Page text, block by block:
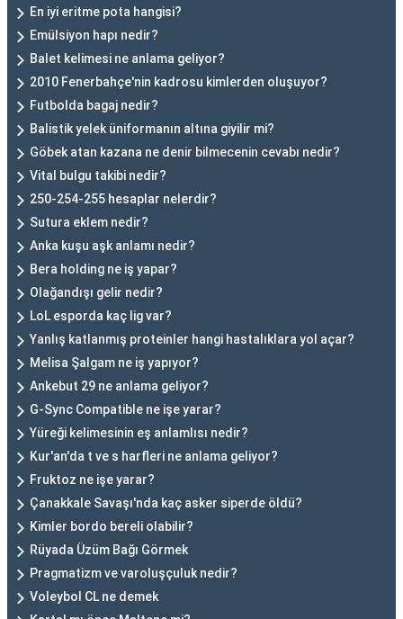
En iyi eritme pota hangisi?
Emülsiyon hapı nedir?
Balet kelimesi ne anlama geliyor?
2010 Fenerbahçe'nin kadrosu kimlerden oluşuyor?
Futbolda bagaj nedir?
Balistik yelek üniformanın altına giyilir mi?
Göbek atan kazana ne denir bilmecenin cevabı nedir?
Vital bulgu takibi nedir?
250-254-255 hesaplar nelerdir?
Sutura eklem nedir?
Anka kuşu aşk anlamı nedir?
Bera holding ne iş yapar?
Olağandışı gelir nedir?
LoL esporda kaç lig var?
Yanlış katlanmış proteinler hangi hastalıklara yol açar?
Melisa Şalgam ne iş yapıyor?
Ankebut 29 ne anlama geliyor?
G-Sync Compatible ne işe yarar?
Yüreği kelimesinin eş anlamlısı nedir?
Kur'an'da t ve s harfleri ne anlama geliyor?
Fruktoz ne işe yarar?
Çanakkale Savaşı'nda kaç asker siperde öldü?
Kimler bordo bereli olabilir?
Rüyada Üzüm Bağı Görmek
Pragmatizm ve varoluşçuluk nedir?
Voleybol CL ne demek